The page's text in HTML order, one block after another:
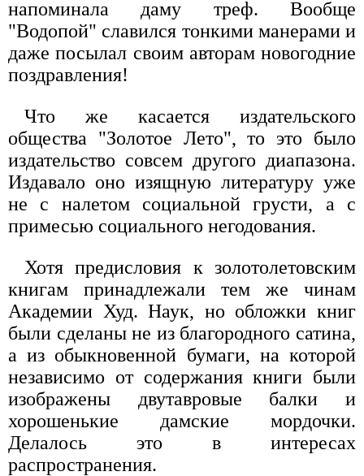
напоминала даму треф. Вообще
"Водопой" славился тонкими манерами и
даже посылал своим авторам новогодние
поздравления!
Что же касается издательского
общества "Золотое Лето", то это было
издательство совсем другого диапазона.
Издавало оно изящную литературу уже
не с налетом социальной грусти, а с
примесью социального негодования.
Хотя предисловия к золотолетовским
книгам принадлежали тем же чинам
Академии Худ. Наук, но обложки книг
были сделаны не из благородного сатина,
а из обыкновенной бумаги, на которой
независимо от содержания книги были
изображены двутавровые балки и
хорошенькие дамские мордочки.
Делалось это в интересах
распространения.